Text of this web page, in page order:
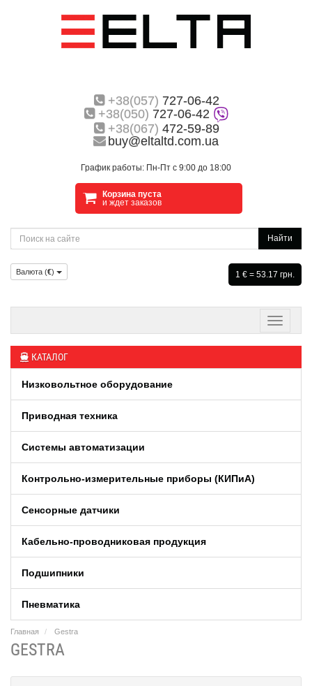
+38(057) 727-06-42
+38(050) 727-06-42
+38(067) 472-59-89
buy@eltaltd.com.ua
График работы: Пн-Пт с 9:00 до 18:00
Корзина пуста
и ждет заказов
Найти
Валюта (€) 1 € = 53.17 грн.
КАТАЛОГ
Низковольтное оборудование
Приводная техника
Системы автоматизации
Контрольно-измерительные приборы (КИПиA)
Сенсорные датчики
Кабельно-проводниковая продукция
Подшипники
Пневматика
Главная Gestra
GESTRA